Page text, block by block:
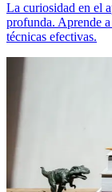
La curiosidad en el
profunda. Aprende
técnicas efectivas.